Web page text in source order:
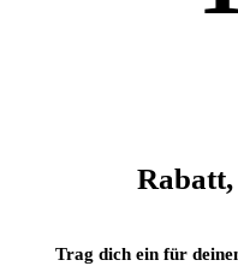
Trag dich ein für